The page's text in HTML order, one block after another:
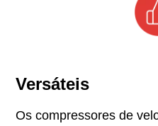
Versáteis
Os compressores de